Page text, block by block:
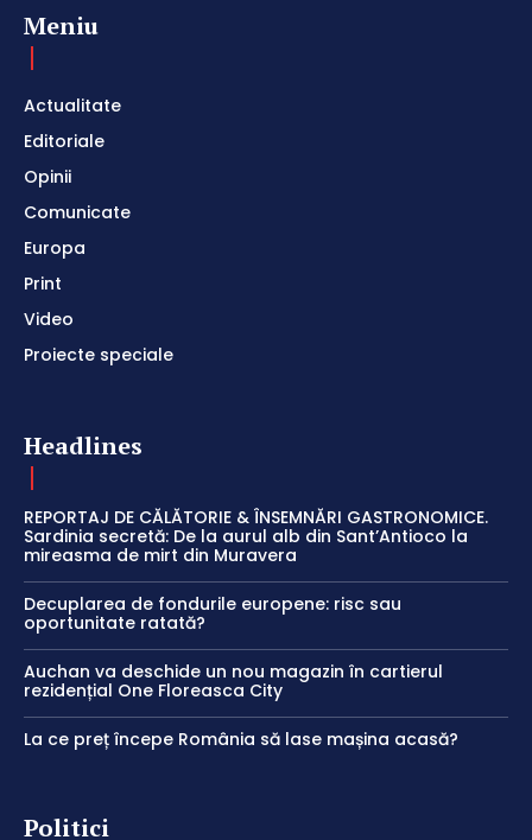
Meniu
Actualitate
Editoriale
Opinii
Comunicate
Europa
Print
Video
Proiecte speciale
Headlines
REPORTAJ DE CĂLĂTORIE & ÎNSEMNĂRI GASTRONOMICE.
Sardinia secretă: De la aurul alb din Sant’Antioco la
mireasma de mirt din Muravera
Decuplarea de fondurile europene: risc sau
oportunitate ratată?
Auchan va deschide un nou magazin în cartierul
rezidențial One Floreasca City
La ce preț începe România să lase mașina acasă?
Politici